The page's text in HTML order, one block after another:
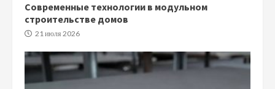
Современные технологии в модульном
строительстве домов
21 июля 2026